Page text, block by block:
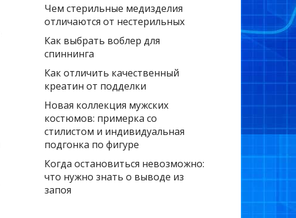
Чем стерильные медизделия
отличаются от нестерильных
Как выбрать воблер для
спиннинга
Как отличить качественный
креатин от подделки
Новая коллекция мужских
костюмов: примерка со
стилистом и индивидуальная
подгонка по фигуре
Когда остановиться невозможно:
что нужно знать о выводе из
запоя